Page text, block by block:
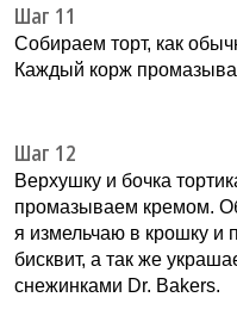
Шаг 11
Собираем торт, как
Каждый корж
Шаг 12
Верхушку и бочка
промазываем кремом.
я измельчаю в крошку и
бисквит, а так же
снежинками Dr. Bakers.